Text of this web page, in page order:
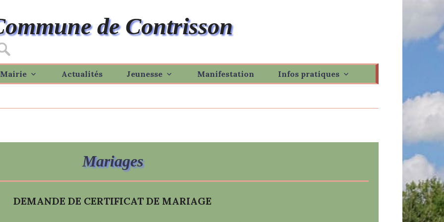
de Contrisson
Mairie Actualités Jeunesse Manifestation Infos pratiques
Mariages
DEMANDE DE CERTIFICAT DE MARIAGE